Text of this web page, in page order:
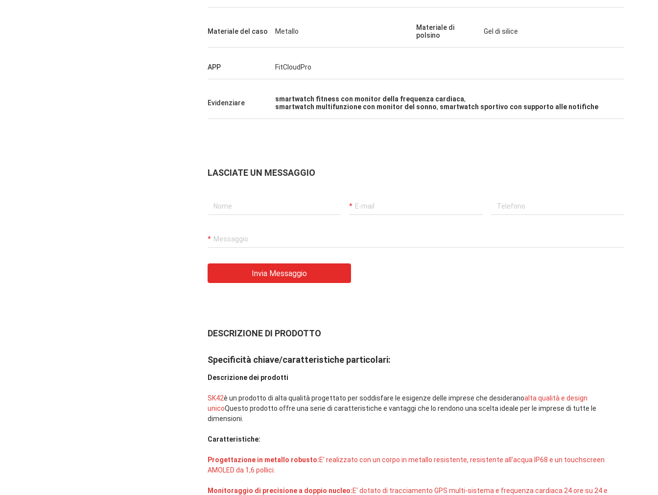
Materiale del caso Metallo
Materiale di
polsino
Gel di silice
APP FitCloudPro
Evidenziare smartwatch fitness con monitor della frequenza cardiaca,
smartwatch multifunzione con monitor del sonno, smartwatch sportivo con supporto alle notifiche
LASCIATE UN MESSAGGIO
Invia Messaggio
DESCRIZIONE DI PRODOTTO
Specificità chiave/caratteristiche particolari:
Descrizione dei prodotti
SK42è un prodotto di alta qualità progettato per soddisfare le esigenze delle imprese che desideranoalta qualità e design
unicoQuesto prodotto offre una serie di caratteristiche e vantaggi che lo rendono una scelta ideale per le imprese di tutte le
dimensioni.
Caratteristiche:
Progettazione in metallo robusto:E' realizzato con un corpo in metallo resistente, resistente all'acqua IP68 e un touchscreen
AMOLED da 1,6 pollici.
Monitoraggio di precisione a doppio nucleo:E' dotato di tracciamento GPS multi-sistema e frequenza cardiaca 24 ore su 24 e